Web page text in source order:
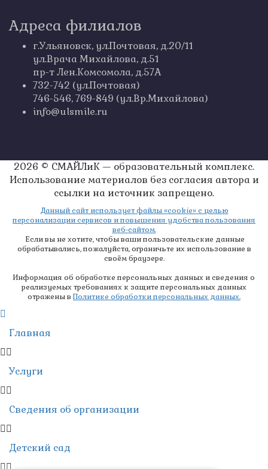
Адреса филиалов
г.Ульяновск, ул.Почтовая, д.20/11
ул.Врача Михайлова, д.51
пр-т Лен.Комсомола, д.57А
732-742 (ул.Почтовая)
746-546, 769-849 (ул.Вр.Михайлова)
info@ulsmile.ru
2026 © СМАЙЛиК — образовательный комплекс.
Использование материалов без согласия автора и
ссылки на источник запрещено.
Данный сайт использует файлы «cookie» с целью
персонализации сервисов и повышения удобства пользования
веб-сайтом.
Если вы не хотите, чтобы ваши пользовательские данные
обрабатывались, пожалуйста, ограничьте их использование в
своём браузере.
Информация об обработке персональных данных и сведения о
реализуемых требованиях к защите персональных данных
отражены в Политике обработки персональных данных.
Главная
Услуги
Сведения об организации
Детский сад